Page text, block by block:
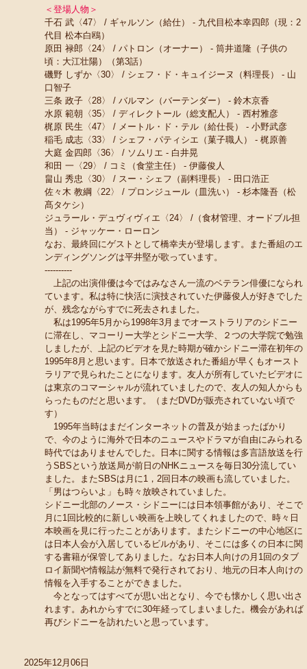
＜登場人物＞
千石 武〈47〉 / ギャルソン（給仕） - 九代目松本幸四郎（現：2
代目 松本白鴎）
原田 禄郎〈24〉 / パトロン（オーナー） - 筒井道隆（子供の
頃：大江壮陽）（第3話）
磯野 しずか〈30〉 / シェフ・ド・キュイジーヌ（料理長） - 山
口智子
三条 政子〈28〉 / バルマン（バーテンダー） - 鈴木京香
水原 範朝〈35〉 / ディレクトール（総支配人） - 西村雅彦
梶原 民生〈47〉 / メートル・ド・テル（給仕長） - 小野武彦
稲毛 成志〈33〉 / シェフ・パティシエ（菓子職人） - 梶原善
大庭 金四郎〈36〉 / ソムリエ - 白井晃
和田 一〈29〉 / コミ（食堂主任） - 伊藤俊人
畠山 秀忠〈30〉 / スー・シェフ（副料理長） - 田口浩正
佐々木 教綱〈22〉 / プロンジュール（皿洗い） - 杉本隆吾（松
髙タケシ）
ジュラール・デュヴィヴィエ〈24〉 /（食材管理、オードブル担
当） - ジャッケー・ローロン
なお、最終回にゲストとして橋幸夫が登場します。また番組のエ
ンディングソングは平井堅が歌っています。
----------
上記の出演俳優は今ではみなさん一流のベテラン俳優になられ
ています。私は特に快活に演技されていた伊藤俊人が好きでした
が、残念ながらすでに死去されました。
私は1995年5月から1998年3月までオーストラリアのシドニー
に滞在し、マコーリー大学とシドニー大学、２つの大学院で勉強
しましたが、上記のビデオを見た時期が確かシドニー滞在初年の
1995年8月と思います。日本で放送された番組が早くもオースト
ラリアで見られたことになります。友人が所有していたビデオに
は東京のコマーシャルが流れていましたので、友人の知人からも
らったものだと思います。（まだDVDが販売されていない頃で
す）
1995年当時はまだインターネットの普及が始まったばかり
で、今のように海外で日本のニュースやドラマが自由にみられる
時代ではありませんでした。日本に関する情報は多言語放送を行
うSBSという放送局が前日のNHKニュースを毎日30分流してい
ました。またSBSは月に1，2回日本の映画も流していました。
「男はつらいよ」も時々放映されていました。
シドニー北部のノース・シドニーには日本領事館があり、そこで
月に1回比較的に新しい映画を上映してくれましたので、時々日
本映画を見に行ったことがあります。またシドニーの中心地区に
は日本人会が入居しているビルがあり、そこには多くの日本に関
する書籍が保管してありました。なお日本人向けの月1回のタブ
ロイ新聞や情報誌が無料で発行されており、地元の日本人向けの
情報を入手することができました。
今となってはすべてが思い出となり、今でも懐かしく思い出さ
れます。あれからすでに30年経ってしまいました。機会があれば
再びシドニーを訪れたいと思っています。
2025年12月06日